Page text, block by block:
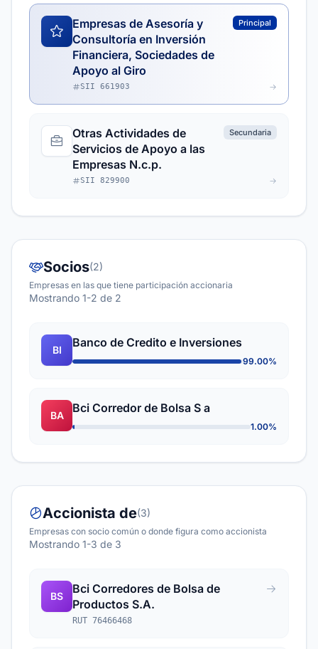
Empresas de Asesoría y
Consultoría en Inversión
Financiera, Sociedades de
Apoyo al Giro
Principal
SII 661903
Otras Actividades de
Servicios de Apoyo a las
Empresas N.c.p.
Secundaria
SII 829900
Socios(2)
Empresas en las que tiene participación accionaria
Mostrando 1-2 de 2
BI
Banco de Credito e Inversiones
99.00%
BA
Bci Corredor de Bolsa S a
1.00%
Accionista de(3)
Empresas con socio común o donde figura como accionista
Mostrando 1-3 de 3
BS
Bci Corredores de Bolsa de
Productos S.A.
RUT 76466468